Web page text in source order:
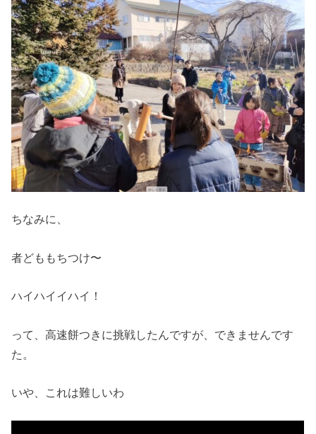
ちなみに、
者どももちつけ〜
ハイハイイハイ！
って、高速餅つきに挑戦したんですが、できませんです
た。
いや、これは難しいわ